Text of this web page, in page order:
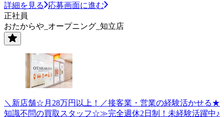
詳細を見る
応募画面に進む
正社員
おたからや_オープニング_知立店
＼新店舗☆月28万円以上！／接客業・営業の経験活かせる★
知識不問の買取スタッフ☆≫完全週休2日制！未経験活躍中♪